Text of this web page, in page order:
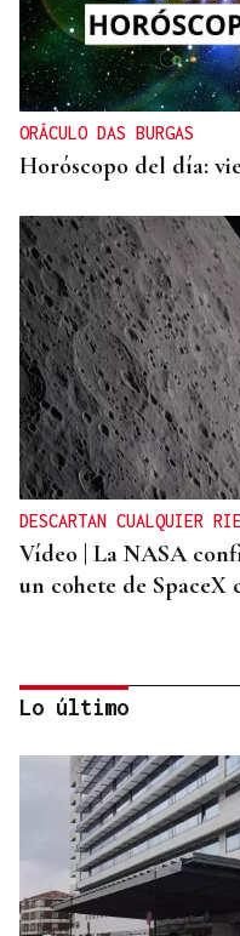
ORÁCULO DAS BURGAS
Horóscopo del día:
DESCARTAN CUALQUIER
Vídeo | La NASA
un cohete de SpaceX
Lo último